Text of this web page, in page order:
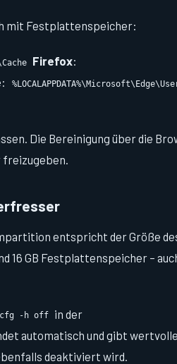
mit Festplattenspeicher:
Firefox:
:
Die Bereinigung über die
freizugeben.
entspricht der Größe
16 GB Festplattenspeicher –
-h off
in der
automatisch und gibt
deaktiviert wird.